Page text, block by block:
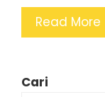
Read More
Cari